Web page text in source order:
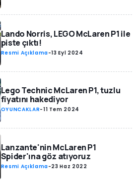
Lando Norris, LEGO McLaren P1 ile
piste çıktı!
Resmi Açıklama-13 Eyl 2024
Lego Technic McLaren P1, tuzlu
fiyatını hakediyor
OYUNCAKLAR-11 Tem 2024
Lanzante'nin McLaren P1
Spider'ına göz atıyoruz
Resmi Açıklama-23 Haz 2022